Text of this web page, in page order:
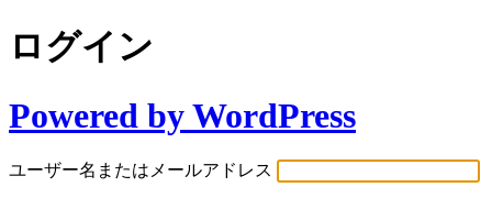
ログイン
Powered by WordPress
ユーザー名またはメールアドレス